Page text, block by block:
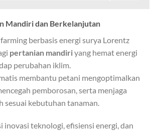
Mandiri dan Berkelanjutan
berbasis energi surya Lorentz
pertanian mandiriyang hemat energi
perubahan iklim.
membantu petani mengoptimalkan
pemborosan, serta menjaga
sesuai kebutuhan tanaman.
inovasi teknologi, efisiensi energi, dan